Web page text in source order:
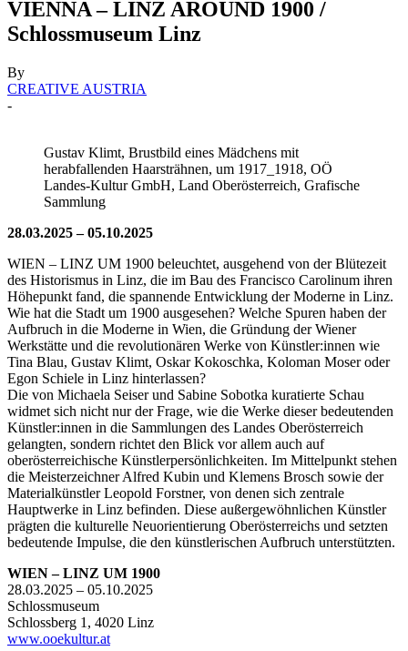
VIENNA – LINZ AROUND 1900 /
Schlossmuseum Linz
By
CREATIVE AUSTRIA
-
Gustav Klimt, Brustbild eines Mädchens mit
herabfallenden Haarsträhnen, um 1917_1918, OÖ
Landes-Kultur GmbH, Land Oberösterreich, Grafische
Sammlung
28.03.2025 – 05.10.2025
WIEN – LINZ UM 1900 beleuchtet, ausgehend von der Blütezeit
des Historismus in Linz, die im Bau des Francisco Carolinum ihren
Höhepunkt fand, die spannende Entwicklung der Moderne in Linz.
Wie hat die Stadt um 1900 ausgesehen? Welche Spuren haben der
Aufbruch in die Moderne in Wien, die Gründung der Wiener
Werkstätte und die revolutionären Werke von Künstler:innen wie
Tina Blau, Gustav Klimt, Oskar Kokoschka, Koloman Moser oder
Egon Schiele in Linz hinterlassen?
Die von Michaela Seiser und Sabine Sobotka kuratierte Schau
widmet sich nicht nur der Frage, wie die Werke dieser bedeutenden
Künstler:innen in die Sammlungen des Landes Oberösterreich
gelangten, sondern richtet den Blick vor allem auch auf
oberösterreichische Künstlerpersönlichkeiten. Im Mittelpunkt stehen
die Meisterzeichner Alfred Kubin und Klemens Brosch sowie der
Materialkünstler Leopold Forstner, von denen sich zentrale
Hauptwerke in Linz befinden. Diese außergewöhnlichen Künstler
prägten die kulturelle Neuorientierung Oberösterreichs und setzten
bedeutende Impulse, die den künstlerischen Aufbruch unterstützten.
WIEN – LINZ UM 1900
28.03.2025 – 05.10.2025
Schlossmuseum
Schlossberg 1, 4020 Linz
www.ooekultur.at